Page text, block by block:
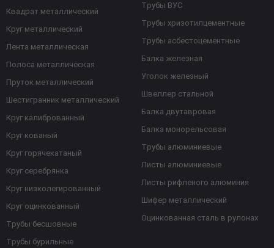
Квадрат металлический
Круг металлический
Лента металлическая
Полоса металлическая
Пруток металлический
Шестигранник металлический
Круг калиброванный
Круг кованый
Круг горячекатаный
Круг серебрянка
Круг низколегированный
Круг оцинкованный
Трубы бесшовные
Трубы бурильные
Трубы ВУС
Трубы хризотилцементные
Трубы асбестоцементные
Балка железная
Уголок железный
Швеллер стальной
Балка двутавровая
Балка монорельсовая
Трубы алюминиевые
Листы алюминиевые
Листы рифленого алюминия
Шифер металлический
Оцинкованная сталь в рулонах